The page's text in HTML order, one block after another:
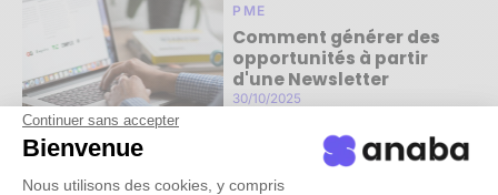
Continuer sans accepter
Bienvenue
Nous utilisons des cookies, y compris
PME
Comment générer des
opportunités à partir
d'une Newsletter
30/10/2025
Read more ->